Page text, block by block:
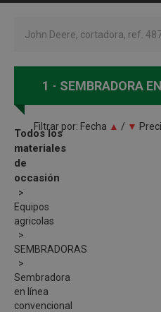
Todos los
materiales
de
occasión
Equipos
agricolas
SEMBRADORAS
Sembradora
en línea
convencional
1 SEMBRADORA
Filtrar por: Fecha ▲ / ▼